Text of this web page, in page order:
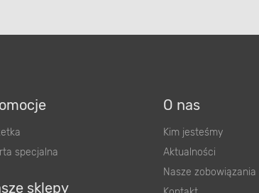
specjalna
sklepy
O nas
Kim jesteśmy
Aktualności
Nasze zobowiązania